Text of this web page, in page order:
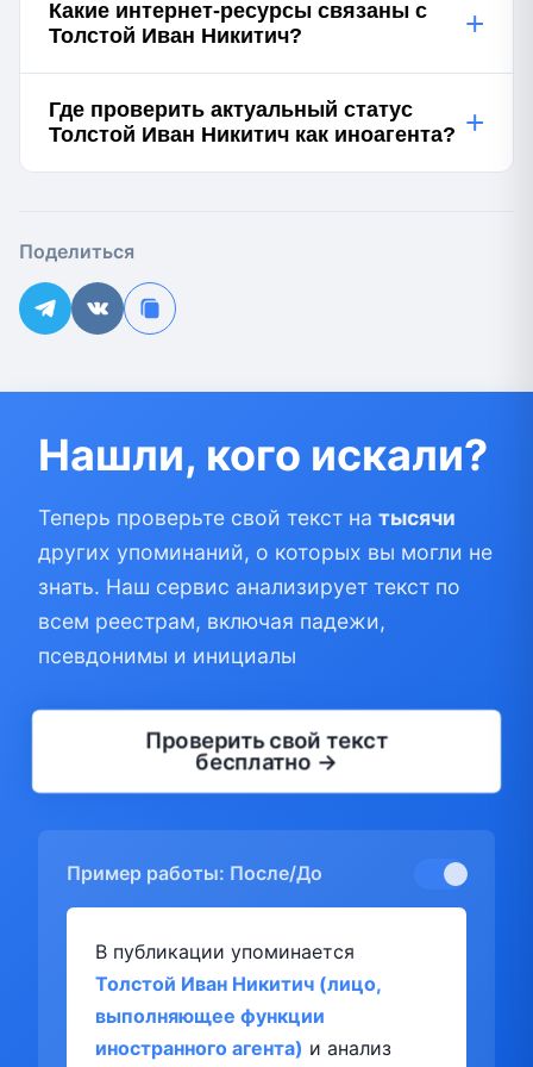
Какие интернет-ресурсы связаны с
Толстой Иван Никитич?
+
Где проверить актуальный статус
Толстой Иван Никитич как иноагента? +
Поделиться
Нашли, кого искали?
Теперь проверьте свой текст на тысячи
других упоминаний, о которых вы могли не
знать. Наш сервис анализирует текст по
всем реестрам, включая падежи,
псевдонимы и инициалы
Проверить свой текст
бесплатно →
Пример работы: После/До
В публикации упоминается
Толстой Иван Никитич (лицо,
выполняющее функции
иностранного агента) и анализ